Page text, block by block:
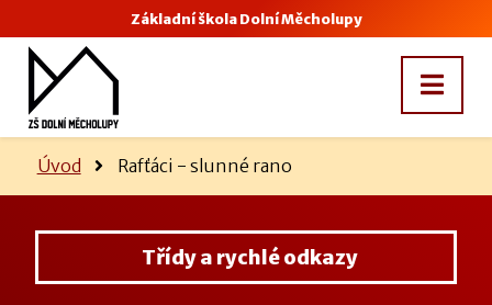
Základní škola Dolní Měcholupy
Úvod Rafťáci - slunné rano
Třídy a rychlé odkazy